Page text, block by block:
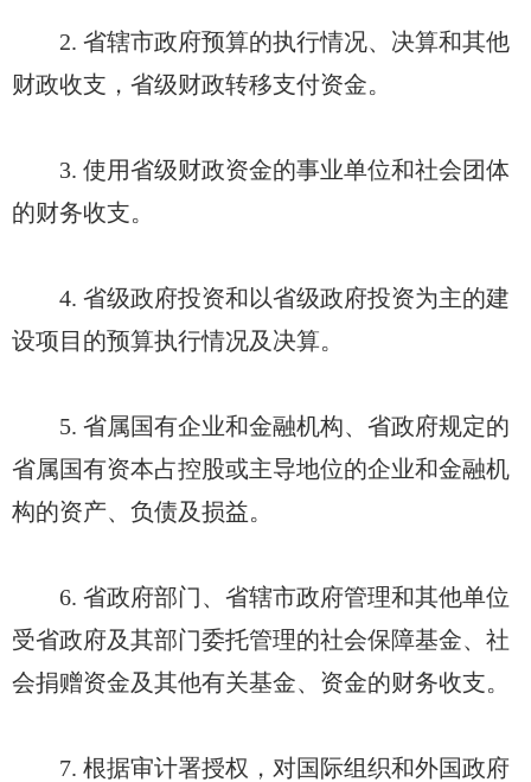
2. 省辖市政府预算的执行情况、决算和其他
财政收支，省级财政转移支付资金。
3. 使用省级财政资金的事业单位和社会团体
的财务收支。
4. 省级政府投资和以省级政府投资为主的建
设项目的预算执行情况及决算。
5. 省属国有企业和金融机构、省政府规定的
省属国有资本占控股或主导地位的企业和金融机
构的资产、负债及损益。
6. 省政府部门、省辖市政府管理和其他单位
受省政府及其部门委托管理的社会保障基金、社
会捐赠资金及其他有关基金、资金的财务收支。
7. 根据审计署授权，对国际组织和外国政府